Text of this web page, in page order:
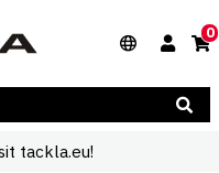
0
tackla.eu!